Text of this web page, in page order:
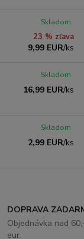
23 % zľava
9,99 EUR/ks
Skladom
16,99 EUR/ks
Skladom
2,99 EUR/ks
Skladom
DOPRAVA
Objednávka nad 60,-
eur.